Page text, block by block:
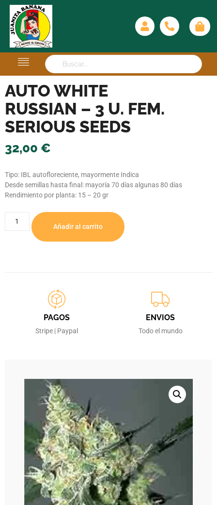
AUTO WHITE
RUSSIAN – 3 U. FEM.
SERIOUS SEEDS
32,00 €
Tipo: IBL autofloreciente, mayormente Indica
Desde semillas hasta final: mayoría 70 días algunas 80 días
Rendimiento por planta: 15 – 20 gr
Añadir al carrito
PAGOS
Stripe | Paypal
ENVIOS
Todo el mundo